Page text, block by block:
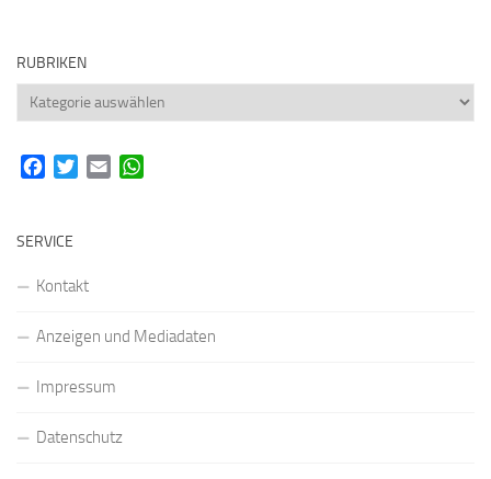
RUBRIKEN
Rubriken
FacebookTwitterEmail
SERVICE
Kontakt
Anzeigen und Mediadaten
Impressum
Datenschutz